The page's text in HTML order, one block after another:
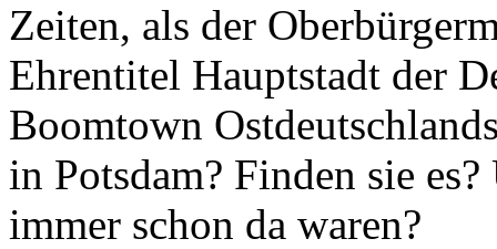
Zeiten, als der
Ehrentitel Hauptstadt der
Boomtown
in Potsdam? Finden sie
immer schon da waren?